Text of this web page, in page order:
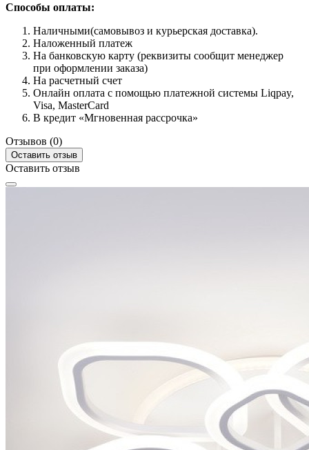
Способы оплаты:
Наличными(самовывоз и курьерская доставка).
Наложенный платеж
На банковскую карту (реквизиты сообщит менеджер
при оформлении заказа)
На расчетный счет
Онлайн оплата с помощью платежной системы Liqpay,
Visa, MasterCard
В кредит «Мгновенная рассрочка»
Отзывов (0)
Оставить отзыв
Оставить отзыв